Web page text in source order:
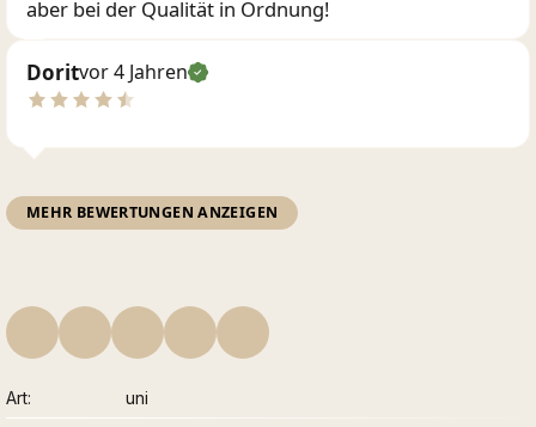
aber bei der Qualität in Ordnung!
Doritvor 4 Jahren
MEHR BEWERTUNGEN ANZEIGEN
Art
uni